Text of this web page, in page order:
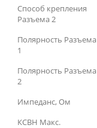
Способ крепления
Разъема 2
Полярность Разъема
1
Полярность Разъема
2
Импеданс, Ом
КСВН Макс.